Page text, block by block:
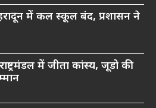
में कल स्कूल बंद, प्रशासन ने
में जीता कांस्य, जूडो की